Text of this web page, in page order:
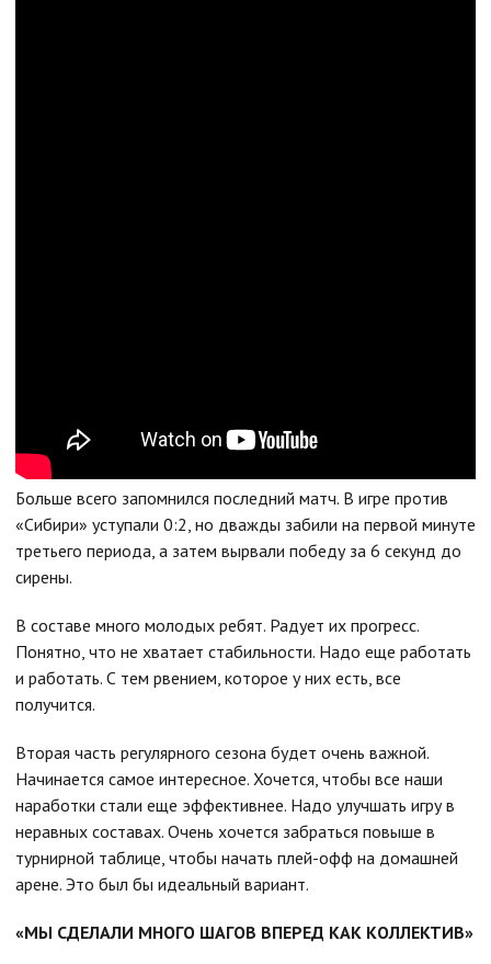
Больше всего запомнился последний матч. В игре против
«Сибири» уступали 0:2, но дважды забили на первой минуте
третьего периода, а затем вырвали победу за 6 секунд до
сирены.
В составе много молодых ребят. Радует их прогресс.
Понятно, что не хватает стабильности. Надо еще работать
и работать. С тем рвением, которое у них есть, все
получится.
Вторая часть регулярного сезона будет очень важной.
Начинается самое интересное. Хочется, чтобы все наши
наработки стали еще эффективнее. Надо улучшать игру в
неравных составах. Очень хочется забраться повыше в
турнирной таблице, чтобы начать плей-офф на домашней
арене. Это был бы идеальный вариант.
«МЫ СДЕЛАЛИ МНОГО ШАГОВ ВПЕРЕД КАК КОЛЛЕКТИВ»